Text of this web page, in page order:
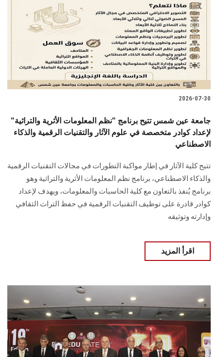
2026-07-30
جامعة عين شمس تتيح برنامج "نظم المعلومات الأثرية والتراثية"
لإعداد كوادر متخصصة في علوم الآثار والتقنيات الرقمية والذكاء
الاصطناعي
تتيح كلية الآثار في إطار مواكبة التطورات في مجالات التقنيات الرقمية
والذكاء الاصطناعي، برنامج نظم المعلومات الأثرية والتراثية وهو
برنامج يُنفذ بالتعاون مع كلية الحاسبات والمعلومات، ويهدف لإعداد
كوادر قادرة على توظيف التقنيات الرقمية في حفظ التراث الثقافي
وإدارته وتوثيقه
اقرأ المزيد